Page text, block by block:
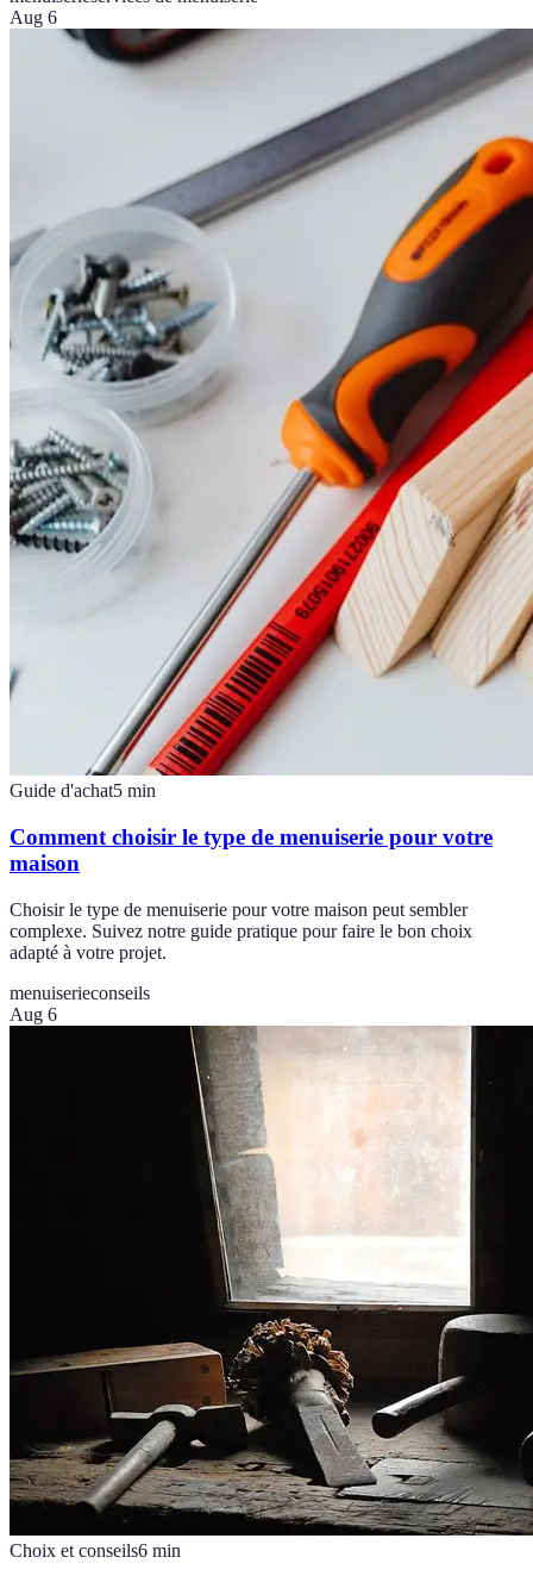
Aug 6
Guide d'achat5 min
Comment choisir le type de menuiserie pour votre
maison
Choisir le type de menuiserie pour votre maison peut sembler
complexe. Suivez notre guide pratique pour faire le bon choix
adapté à votre projet.
menuiserieconseils
Aug 6
Choix et conseils6 min